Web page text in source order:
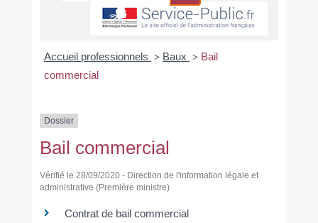
Accueil professionnels > Baux > Bail
commercial
Dossier
Bail commercial
Vérifié le 28/09/2020 - Direction de l'information légale et
administrative (Première ministre)
Contrat de bail commercial